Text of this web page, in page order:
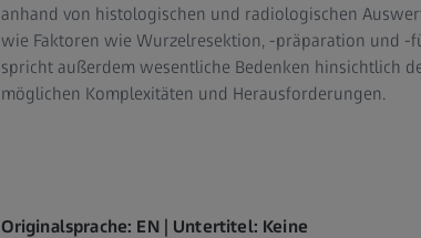
anhand von histologischen und radiologischen
wie Faktoren wie Wurzelresektion, -präparation und -
spricht außerdem wesentliche Bedenken hinsichtlich
möglichen Komplexitäten und Herausforderungen.
Originalsprache: EN | Untertitel: Keine